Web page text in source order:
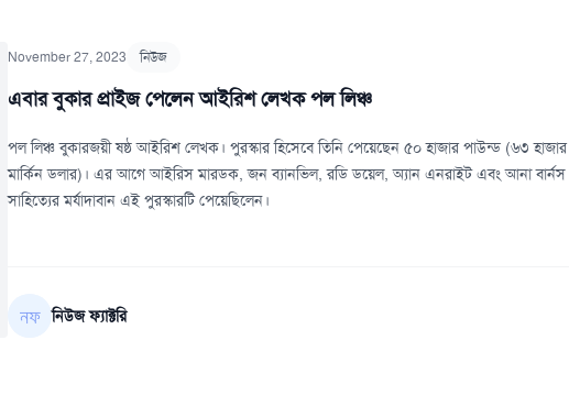
November 27, 2023 নিউজ
এবার বুকার প্রাইজ পেলেন আইরিশ লেখক পল লিঞ্চ
পল লিঞ্চ বুকারজয়ী ষষ্ঠ আইরিশ লেখক। পুরস্কার হিসেবে তিনি পেয়েছেন ৫০ হাজার পাউন্ড (৬৩ হাজার
মার্কিন ডলার)। এর আগে আইরিস মারডক, জন ব্যানভিল, রডি ডয়েল, অ্যান এনরাইট এবং আনা বার্নস
সাহিত্যের মর্যাদাবান এই পুরস্কারটি পেয়েছিলেন।
নিউজ ফ্যাক্টরি